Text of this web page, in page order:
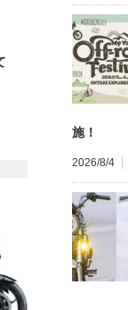
施！
2026/8/4